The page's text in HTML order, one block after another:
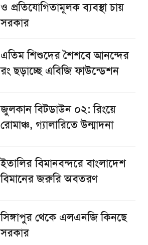
ও প্রতিযোগিতামূলক ব্যবস্থা চায়
সরকার
এতিম শিশুদের শৈশবে আনন্দের
রং ছড়াচ্ছে এবিজি ফাউন্ডেশন
জুলকান বিটডাউন ০২: রিংয়ে
রোমাঞ্চ, গ্যালারিতে উন্মাদনা
ইতালির বিমানবন্দরে বাংলাদেশ
বিমানের জরুরি অবতরণ
সিঙ্গাপুর থেকে এলএনজি কিনছে
সরকার